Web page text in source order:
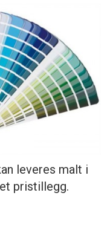
leveres malt i
pristillegg.